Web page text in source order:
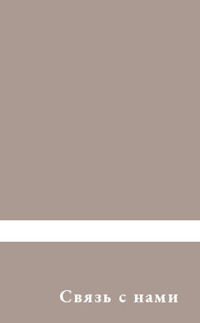
Связь с нами